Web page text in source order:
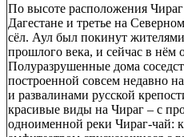
По высоте расположения Чираг
Дагестане и третье на
сёл. Аул был покинут
прошлого века, и сейчас в нём
Полуразрушенные дома
построенной совсем недавно
и развалинами русской
красивые виды на Чираг – с
одноименной реки Чираг-чай: